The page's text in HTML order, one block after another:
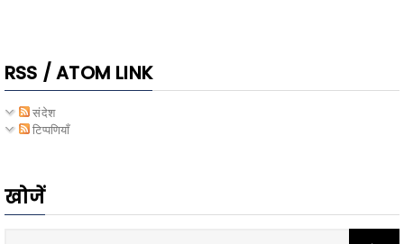
RSS / ATOM LINK
संदेश
टिप्पणियाँ
खोजें